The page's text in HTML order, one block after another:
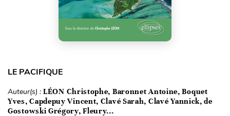
LE PACIFIQUE
Auteur(s) : LÉON Christophe, Baronnet Antoine, Boquet
Yves, Capdepuy Vincent, Clavé Sarah, Clavé Yannick, de
Gostowski Grégory, Fleury...